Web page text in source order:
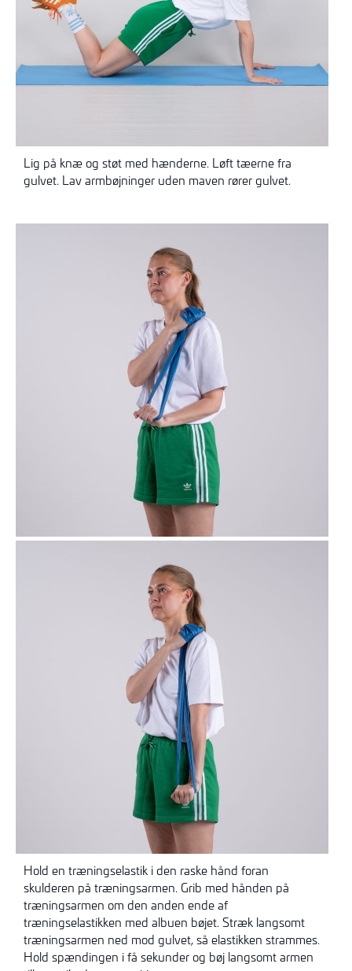
Lig på knæ og støt med hænderne. Løft tæerne fra
gulvet. Lav armbøjninger uden maven rører gulvet.
Hold en træningselastik i den raske hånd foran
skulderen på træningsarmen. Grib med hånden på
træningsarmen om den anden ende af
træningselastikken med albuen bøjet. Stræk langsomt
træningsarmen ned mod gulvet, så elastikken strammes.
Hold spændingen i få sekunder og bøj langsomt armen